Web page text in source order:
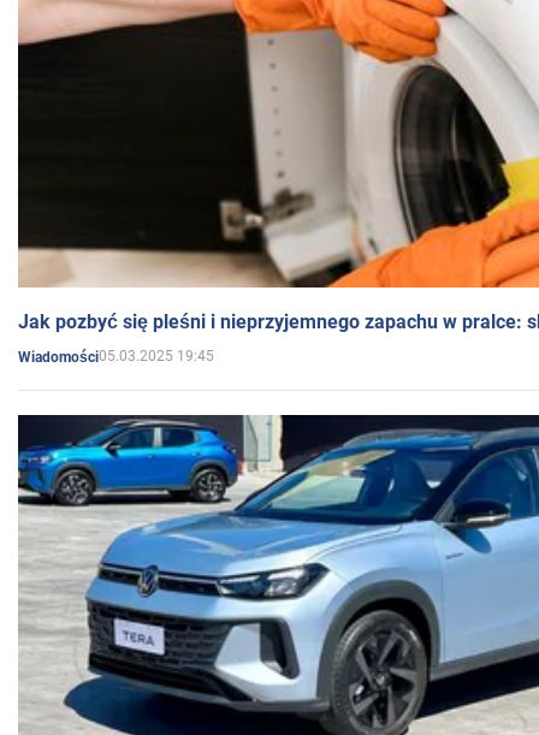
Jak pozbyć się pleśni i nieprzyjemnego zapachu w pralce:
Wiadomości05.03.2025 19:45